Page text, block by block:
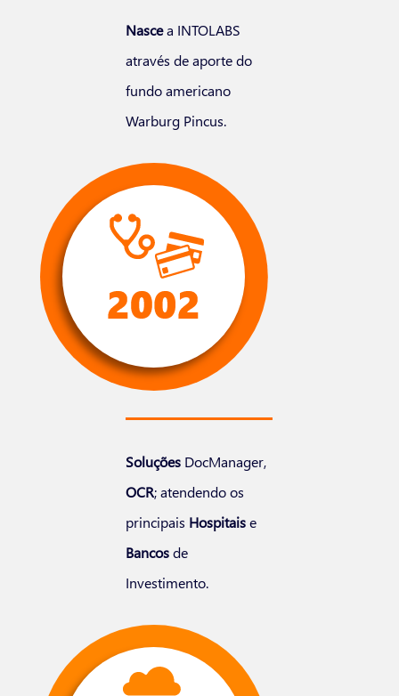
Nascea INTOLABS
através de aporte do
fundo americano
Warburg Pincus.
Soluções DocManager,
OCR; atendendo os
principais Hospitaise
Bancosde
Investimento.